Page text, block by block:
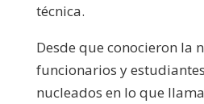
técnica.
Desde que conocieron la
funcionarios y
nucleados en lo que